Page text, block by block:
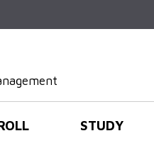
STUDY